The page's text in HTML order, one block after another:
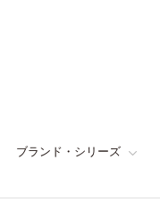
ブランド・シリーズ